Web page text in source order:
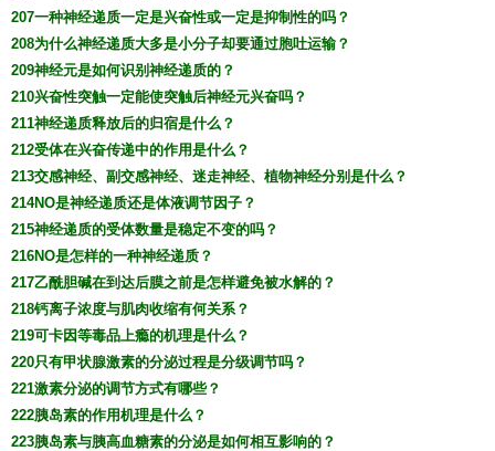
207一种神经递质一定是兴奋性或一定是抑制性的吗？
208为什么神经递质大多是小分子却要通过胞吐运输？
209神经元是如何识别神经递质的？
210兴奋性突触一定能使突触后神经元兴奋吗？
211神经递质释放后的归宿是什么？
212受体在兴奋传递中的作用是什么？
213交感神经、副交感神经、迷走神经、植物神经分别是什么？
214NO是神经递质还是体液调节因子？
215神经递质的受体数量是稳定不变的吗？
216NO是怎样的一种神经递质？
217乙酰胆碱在到达后膜之前是怎样避免被水解的？
218钙离子浓度与肌肉收缩有何关系？
219可卡因等毒品上瘾的机理是什么？
220只有甲状腺激素的分泌过程是分级调节吗？
221激素分泌的调节方式有哪些？
222胰岛素的作用机理是什么？
223胰岛素与胰高血糖素的分泌是如何相互影响的？